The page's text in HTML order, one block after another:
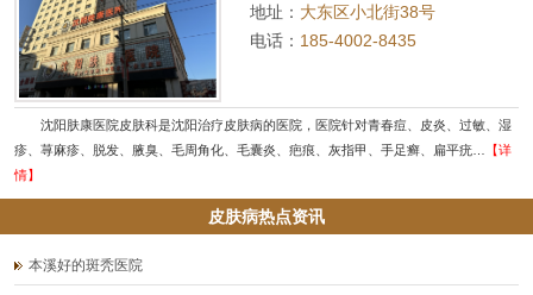
地址： 大东区小北街38号
电话： 185-4002-8435
沈阳肤康医院皮肤科是沈阳治疗皮肤病的医院，医院针对青春痘、皮炎、过敏、湿
疹、荨麻疹、脱发、腋臭、毛周角化、毛囊炎、疤痕、灰指甲、手足癣、扁平疣…
【详
情】
皮肤病热点资讯
本溪好的斑秃医院